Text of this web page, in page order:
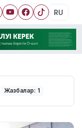
RU
Жазбалар: 1